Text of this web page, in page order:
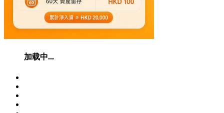
加载中...